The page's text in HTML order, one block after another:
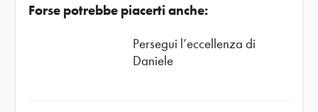
Forse potrebbe piacerti anche:
Persegui l’eccellenza di
Daniele